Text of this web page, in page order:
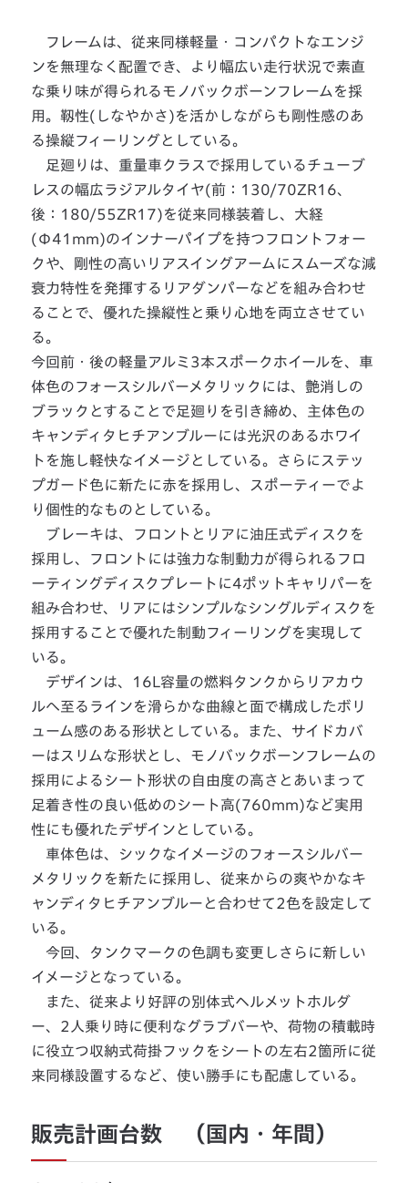
フレームは、従来同様軽量・コンパクトなエンジ
ンを無理なく配置でき、より幅広い走行状況で素直
な乗り味が得られるモノバックボーンフレームを採
用。靱性(しなやかさ)を活かしながらも剛性感のあ
る操縦フィーリングとしている。
足廻りは、重量車クラスで採用しているチューブ
レスの幅広ラジアルタイヤ(前：130/70ZR16、
後：180/55ZR17)を従来同様装着し、大経
(Φ41mm)のインナーパイプを持つフロントフォー
クや、剛性の高いリアスイングアームにスムーズな減
衰力特性を発揮するリアダンパーなどを組み合わせ
ることで、優れた操縦性と乗り心地を両立させてい
る。
今回前・後の軽量アルミ3本スポークホイールを、車
体色のフォースシルバーメタリックには、艶消しの
ブラックとすることで足廻りを引き締め、主体色の
キャンディタヒチアンブルーには光沢のあるホワイ
トを施し軽快なイメージとしている。さらにステッ
プガード色に新たに赤を採用し、スポーティーでよ
り個性的なものとしている。
ブレーキは、フロントとリアに油圧式ディスクを
採用し、フロントには強力な制動力が得られるフロ
ーティングディスクプレートに4ポットキャリパーを
組み合わせ、リアにはシンプルなシングルディスクを
採用することで優れた制動フィーリングを実現して
いる。
デザインは、16L容量の燃料タンクからリアカウ
ルへ至るラインを滑らかな曲線と面で構成したボリ
ューム感のある形状としている。また、サイドカバ
ーはスリムな形状とし、モノバックボーンフレームの
採用によるシート形状の自由度の高さとあいまって
足着き性の良い低めのシート高(760mm)など実用
性にも優れたデザインとしている。
車体色は、シックなイメージのフォースシルバー
メタリックを新たに採用し、従来からの爽やかなキ
ャンディタヒチアンブルーと合わせて2色を設定して
いる。
今回、タンクマークの色調も変更しさらに新しい
イメージとなっている。
また、従来より好評の別体式ヘルメットホルダ
ー、2人乗り時に便利なグラブバーや、荷物の積載時
に役立つ収納式荷掛フックをシートの左右2箇所に従
来同様設置するなど、使い勝手にも配慮している。
販売計画台数 （国内・年間）